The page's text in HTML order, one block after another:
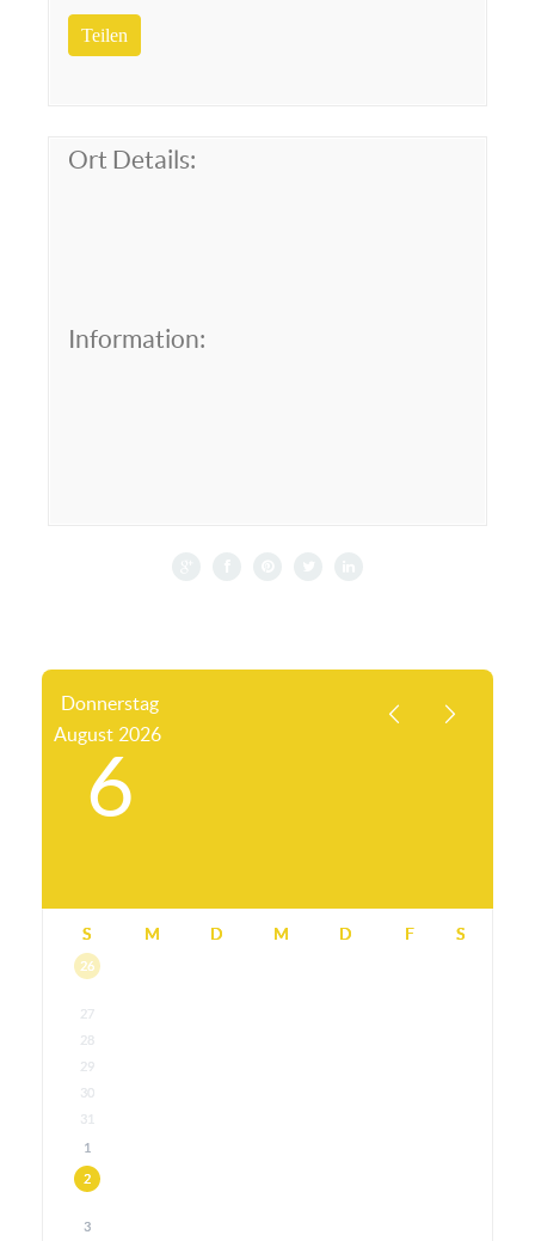
Teilen
Ort Details:
Information:
Donnerstag
August 2026
6
S M D M D F S
26
27
28
29
30
31
1
2
3